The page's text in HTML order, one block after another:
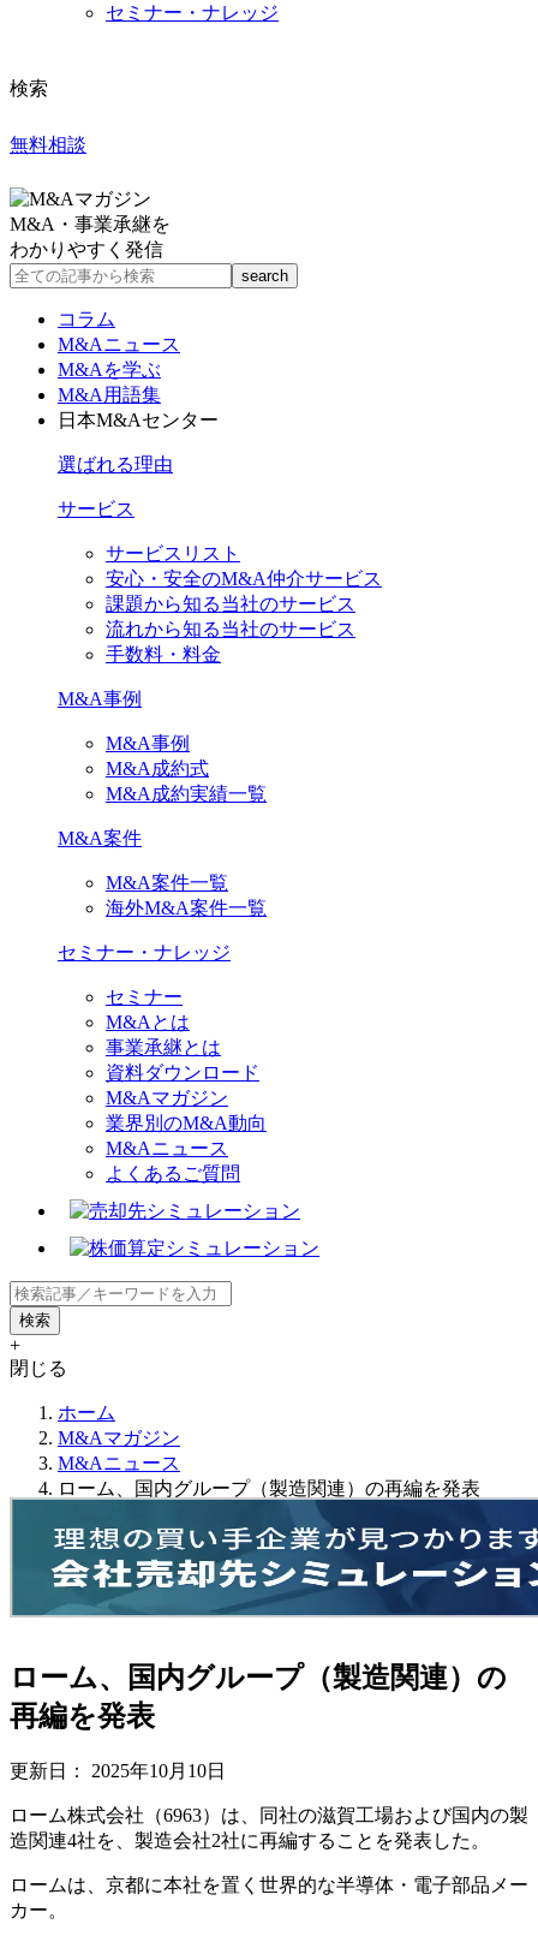
セミナー・ナレッジ
検索
無料相談
M&A・事業承継を
わかりやすく発信
コラム
M&Aニュース
M&Aを学ぶ
M&A用語集
日本M&Aセンター
選ばれる理由
サービス
サービスリスト
安心・安全のM&A仲介サービス
課題から知る当社のサービス
流れから知る当社のサービス
手数料・料金
M&A事例
M&A事例
M&A成約式
M&A成約実績一覧
M&A案件
M&A案件一覧
海外M&A案件一覧
セミナー・ナレッジ
セミナー
M&Aとは
事業承継とは
資料ダウンロード
M&Aマガジン
業界別のM&A動向
M&Aニュース
よくあるご質問
+
閉じる
ホーム
M&Aマガジン
M&Aニュース
ローム、国内グループ（製造関連）の再編を発表
ローム、国内グループ（製造関連）の
再編を発表
更新日： 2025年10月10日
ローム株式会社（6963）は、同社の滋賀工場および国内の製
造関連4社を、製造会社2社に再編することを発表した。
ロームは、京都に本社を置く世界的な半導体・電子部品メー
カー。